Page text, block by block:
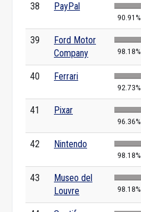
38 PayPal
90.91%
39
Ford Motor
Company
98.18%
40 Ferrari
92.73%
41 Pixar
96.36%
42 Nintendo
98.18%
43
Museo del
Louvre
98.18%